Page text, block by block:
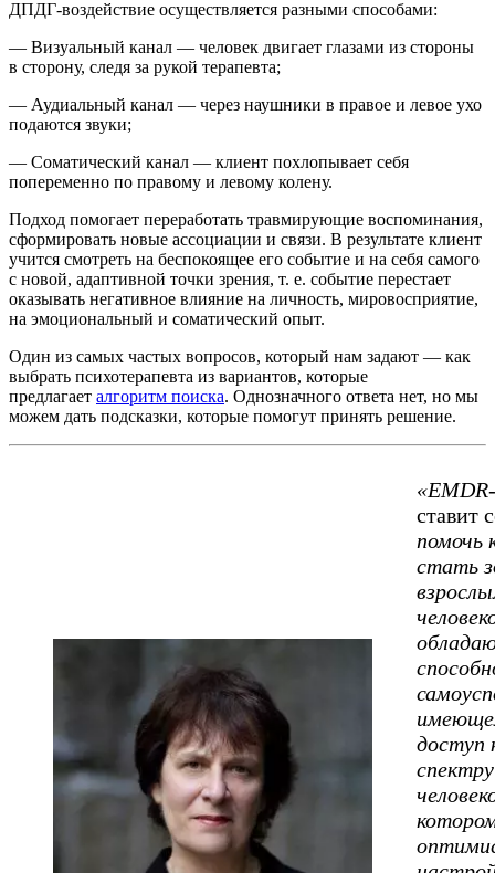
ДПДГ-воздействие осуществляется разными способами:
— Визуальный канал — человек двигает глазами из стороны
в сторону, следя за рукой терапевта;
— Аудиальный канал — через наушники в правое и левое ухо
подаются звуки;
— Соматический канал — клиент похлопывает себя
попеременно по правому и левому колену.
Подход помогает переработать травмирующие воспоминания,
сформировать новые ассоциации и связи. В результате клиент
учится смотреть на беспокоящее его событие и на себя самого
с новой, адаптивной точки зрения, т. е. событие перестает
оказывать негативное влияние на личность, мировосприятие,
на эмоциональный и соматический опыт.
Один из самых частых вопросов, который нам задают — как
выбрать психотерапевта из вариантов, которые
предлагает алгоритм поиска. Однозначного ответа нет, но мы
можем дать подсказки, которые помогут принять решение.
ставит
помочь
стать
доступ